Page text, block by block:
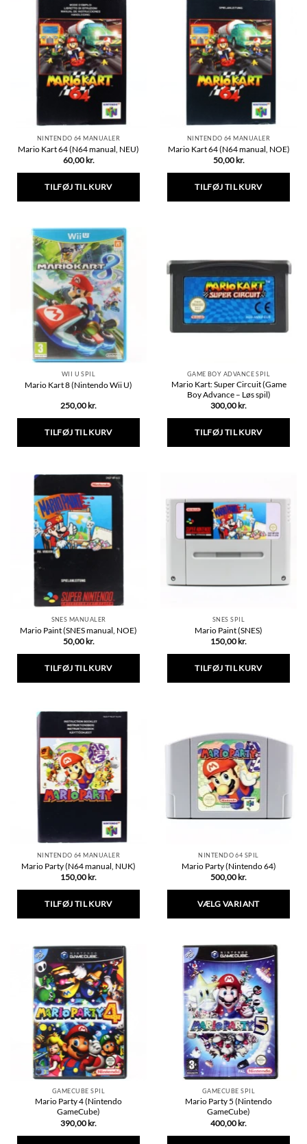
NINTENDO 64 MANUALER
Mario Kart 64 (N64 manual, NEU)
60,00 kr.
TILFØJ TIL KURV
NINTENDO 64 MANUALER
Mario Kart 64 (N64 manual, NOE)
50,00 kr.
TILFØJ TIL KURV
WII U SPIL
Mario Kart 8 (Nintendo Wii U)
250,00 kr.
TILFØJ TIL KURV
GAME BOY ADVANCE SPIL
Mario Kart: Super Circuit (Game
Boy Advance – Løs spil)
300,00 kr.
TILFØJ TIL KURV
SNES MANUALER
Mario Paint (SNES manual, NOE)
50,00 kr.
TILFØJ TIL KURV
SNES SPIL
Mario Paint (SNES)
150,00 kr.
TILFØJ TIL KURV
NINTENDO 64 MANUALER
Mario Party (N64 manual, NUK)
150,00 kr.
TILFØJ TIL KURV
NINTENDO 64 SPIL
Mario Party (Nintendo 64)
500,00 kr.
VÆLG VARIANT
har
flere
varianter.
Mulighederne
kan
vælges
på
varesiden
GAMECUBE SPIL
Mario Party 4 (Nintendo
GameCube)
390,00 kr.
GAMECUBE SPIL
Mario Party 5 (Nintendo
GameCube)
400,00 kr.